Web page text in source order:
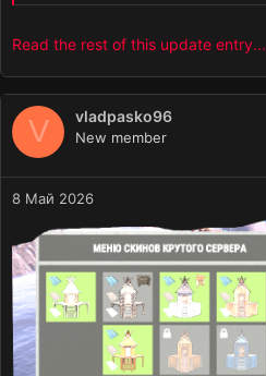
Read the rest of this update entry...
V vladpasko96
New member
8 Май 2026